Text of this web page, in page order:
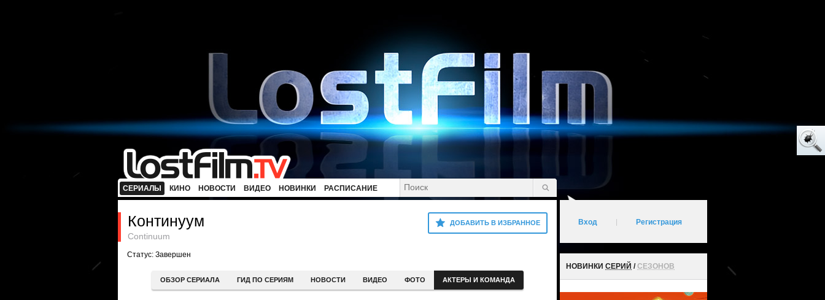
СЕРИАЛЫ КИНО НОВОСТИ ВИДЕО НОВИНКИ РАСПИСАНИЕ
ДОБАВИТЬ В ИЗБРАННОЕ
Континуум
Continuum
Статус: Завершен
ОБЗОР СЕРИАЛА ГИД ПО СЕРИЯМ НОВОСТИ ВИДЕО ФОТО АКТЕРЫ И КОМАНДА
Вход Регистрация
НОВИНКИ СЕРИЙ /СЕЗОНОВ